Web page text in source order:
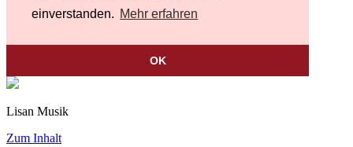
einverstanden. Mehr erfahren
OK
Lisan Musik
Zum Inhalt